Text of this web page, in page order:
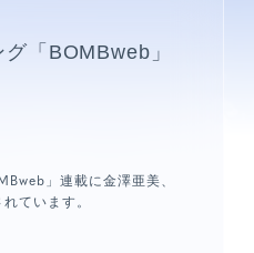
「BOMBweb」
」連載に金澤亜美、
ています。